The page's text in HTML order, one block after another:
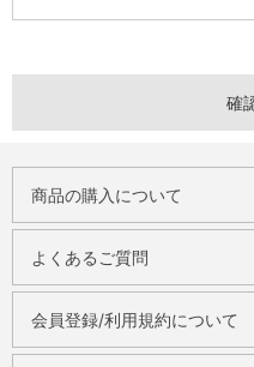
商品の購入について
よくあるご質問
会員登録/利用規約について